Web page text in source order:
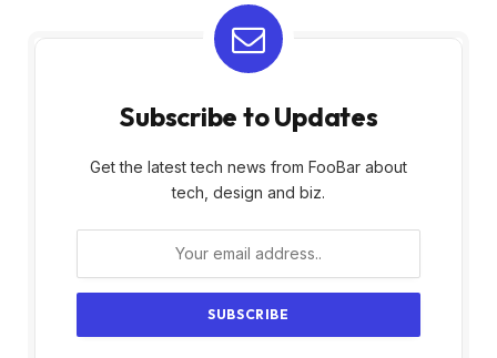
Subscribe to Updates
Get the latest tech news from FooBar about
tech, design and biz.